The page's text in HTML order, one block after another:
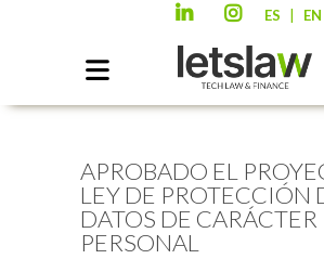
ES EN
APROBADO EL
LEY DE PROTECCIÓN
DATOS DE CARÁCTER
PERSONAL